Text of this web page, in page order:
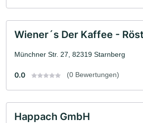
Wiener´s Der Kaffee -
Münchner Str. 27, 82319 Starnberg
0.0 (0 Bewertungen)
Happach GmbH